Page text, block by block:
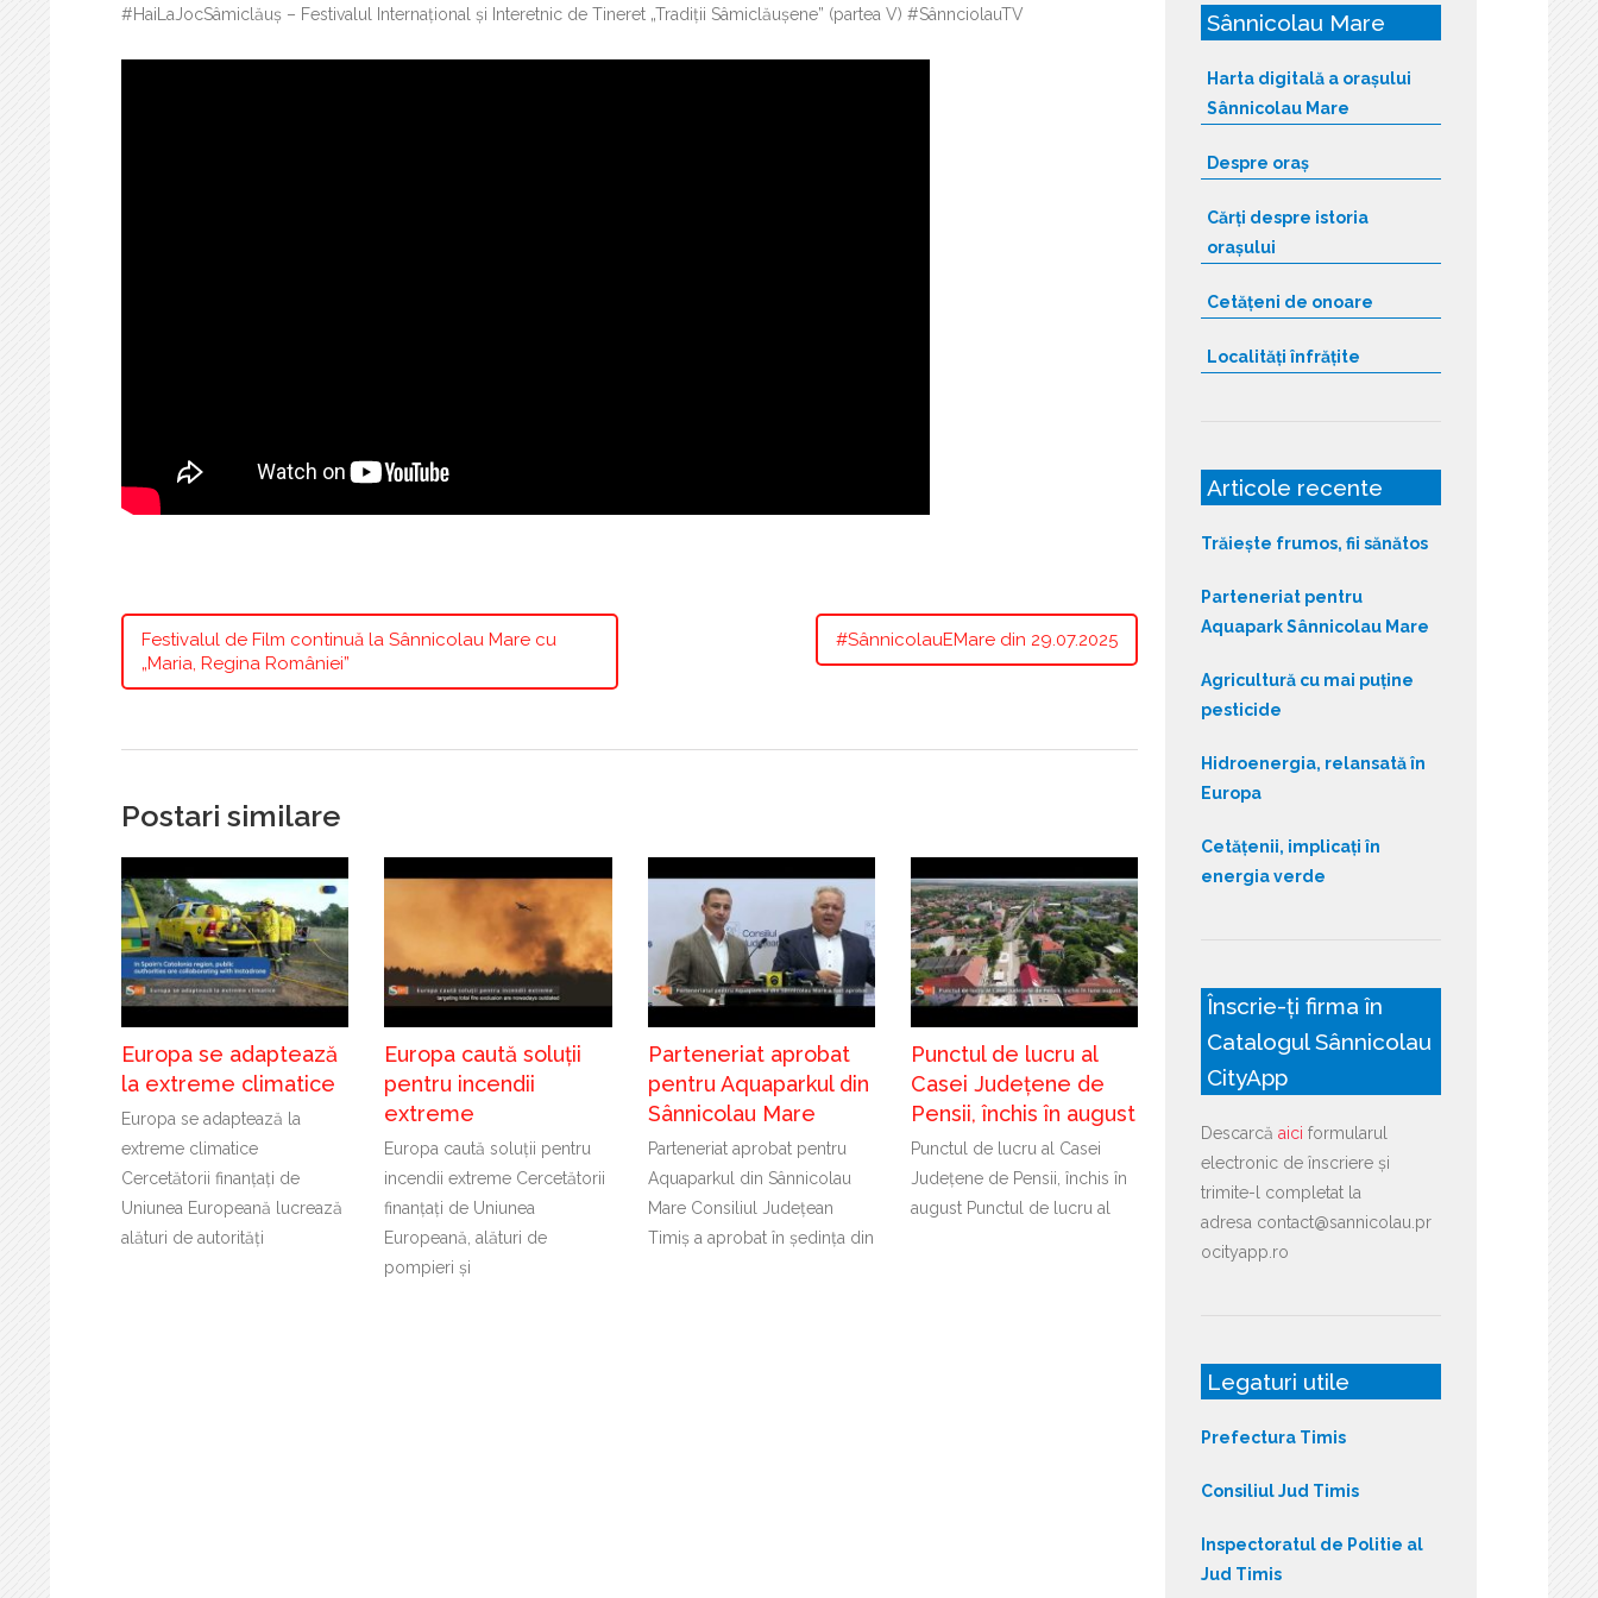
#HaiLaJocSâmiclăuș – Festivalul Internațional și Interetnic de Tineret „Tradiții Sâmiclăușene” (partea V) #SânnciolauTV
Festivalul de Film continuă la Sânnicolau Mare cu
„Maria, Regina României”
#SânnicolauEMare din 29.07.2025
Postari similare
Europa se adaptează
la extreme climatice
Europa se adaptează la
extreme climatice
Cercetătorii finanțați de
Uniunea Europeană lucrează
alături de autorități
Europa caută soluții
pentru incendii
extreme
Europa caută soluții pentru
incendii extreme Cercetătorii
finanțați de Uniunea
Europeană, alături de
pompieri și
Parteneriat aprobat
pentru Aquaparkul din
Sânnicolau Mare
Parteneriat aprobat pentru
Aquaparkul din Sânnicolau
Mare Consiliul Județean
Timiș a aprobat în ședința din
Punctul de lucru al
Casei Județene de
Pensii, închis în august
Punctul de lucru al Casei
Județene de Pensii, închis în
august Punctul de lucru al
Sânnicolau Mare
Harta digitală a orașului
Sânnicolau Mare
Despre oraș
Cărți despre istoria
orașului
Cetățeni de onoare
Localități înfrățite
Articole recente
Trăiește frumos, fii sănătos
Parteneriat pentru
Aquapark Sânnicolau Mare
Agricultură cu mai puține
pesticide
Hidroenergia, relansată în
Europa
Cetățenii, implicați în
energia verde
Înscrie-ți firma în
Catalogul Sânnicolau
CityApp
Descarcă aici formularul
electronic de înscriere și
trimite-l completat la
adresa contact@sannicolau.pr
ocityapp.ro
Legaturi utile
Prefectura Timis
Consiliul Jud Timis
Inspectoratul de Politie al
Jud Timis